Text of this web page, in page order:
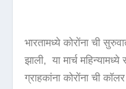
भारतामध्ये कोरोंना ची
झाली, या मार्च
ग्राहकांना कोरोंना ची